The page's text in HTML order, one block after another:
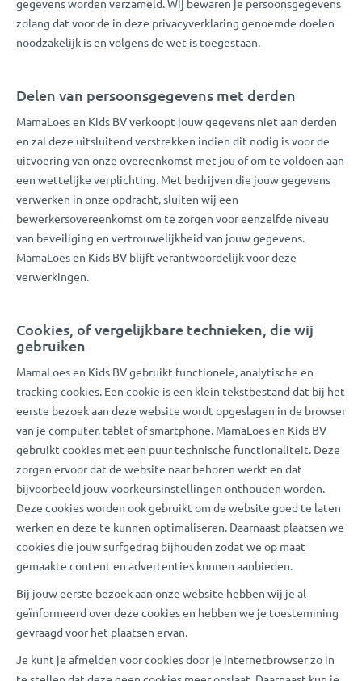
gegevens worden verzameld. Wij bewaren je persoonsgegevens
zolang dat voor de in deze privacyverklaring genoemde doelen
noodzakelijk is en volgens de wet is toegestaan.
Delen van persoonsgegevens met derden
MamaLoes en Kids BV verkoopt jouw gegevens niet aan derden
en zal deze uitsluitend verstrekken indien dit nodig is voor de
uitvoering van onze overeenkomst met jou of om te voldoen aan
een wettelijke verplichting. Met bedrijven die jouw gegevens
verwerken in onze opdracht, sluiten wij een
bewerkersovereenkomst om te zorgen voor eenzelfde niveau
van beveiliging en vertrouwelijkheid van jouw gegevens.
MamaLoes en Kids BV blijft verantwoordelijk voor deze
verwerkingen.
Cookies, of vergelijkbare technieken, die wij
gebruiken
MamaLoes en Kids BV gebruikt functionele, analytische en
tracking cookies. Een cookie is een klein tekstbestand dat bij het
eerste bezoek aan deze website wordt opgeslagen in de browser
van je computer, tablet of smartphone. MamaLoes en Kids BV
gebruikt cookies met een puur technische functionaliteit. Deze
zorgen ervoor dat de website naar behoren werkt en dat
bijvoorbeeld jouw voorkeursinstellingen onthouden worden.
Deze cookies worden ook gebruikt om de website goed te laten
werken en deze te kunnen optimaliseren. Daarnaast plaatsen we
cookies die jouw surfgedrag bijhouden zodat we op maat
gemaakte content en advertenties kunnen aanbieden.
Bij jouw eerste bezoek aan onze website hebben wij je al
geïnformeerd over deze cookies en hebben we je toestemming
gevraagd voor het plaatsen ervan.
Je kunt je afmelden voor cookies door je internetbrowser zo in